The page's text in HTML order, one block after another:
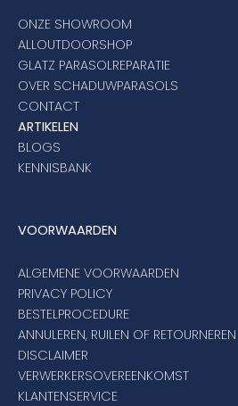
ONZE SHOWROOM
ALLOUTDOORSHOP
GLATZ PARASOLREPARATIE
OVER SCHADUWPARASOLS
CONTACT
ARTIKELEN
BLOGS
KENNISBANK
VOORWAARDEN
ALGEMENE VOORWAARDEN
PRIVACY POLICY
BESTELPROCEDURE
ANNULEREN, RUILEN OF RETOURNEREN
DISCLAIMER
VERWERKERSOVEREENKOMST
KLANTENSERVICE